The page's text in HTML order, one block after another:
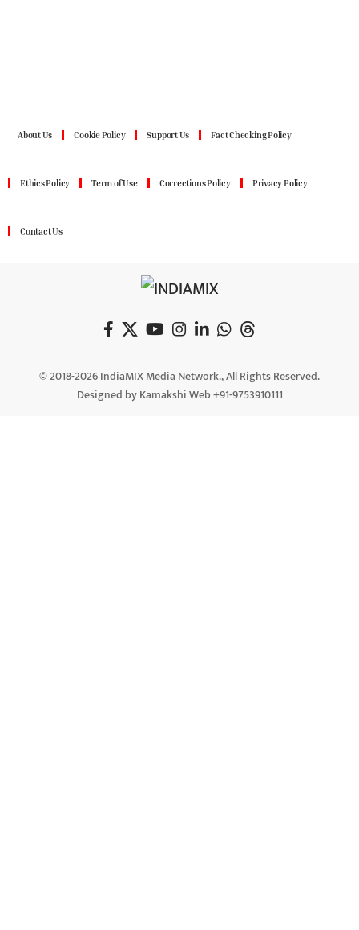
About Us Cookie Policy Support Us Fact Checking Policy
Ethics Policy Term of Use Corrections Policy Privacy Policy
Contact Us
© 2018-2026 IndiaMIX Media Network., All Rights Reserved.
Designed by Kamakshi Web +91-9753910111